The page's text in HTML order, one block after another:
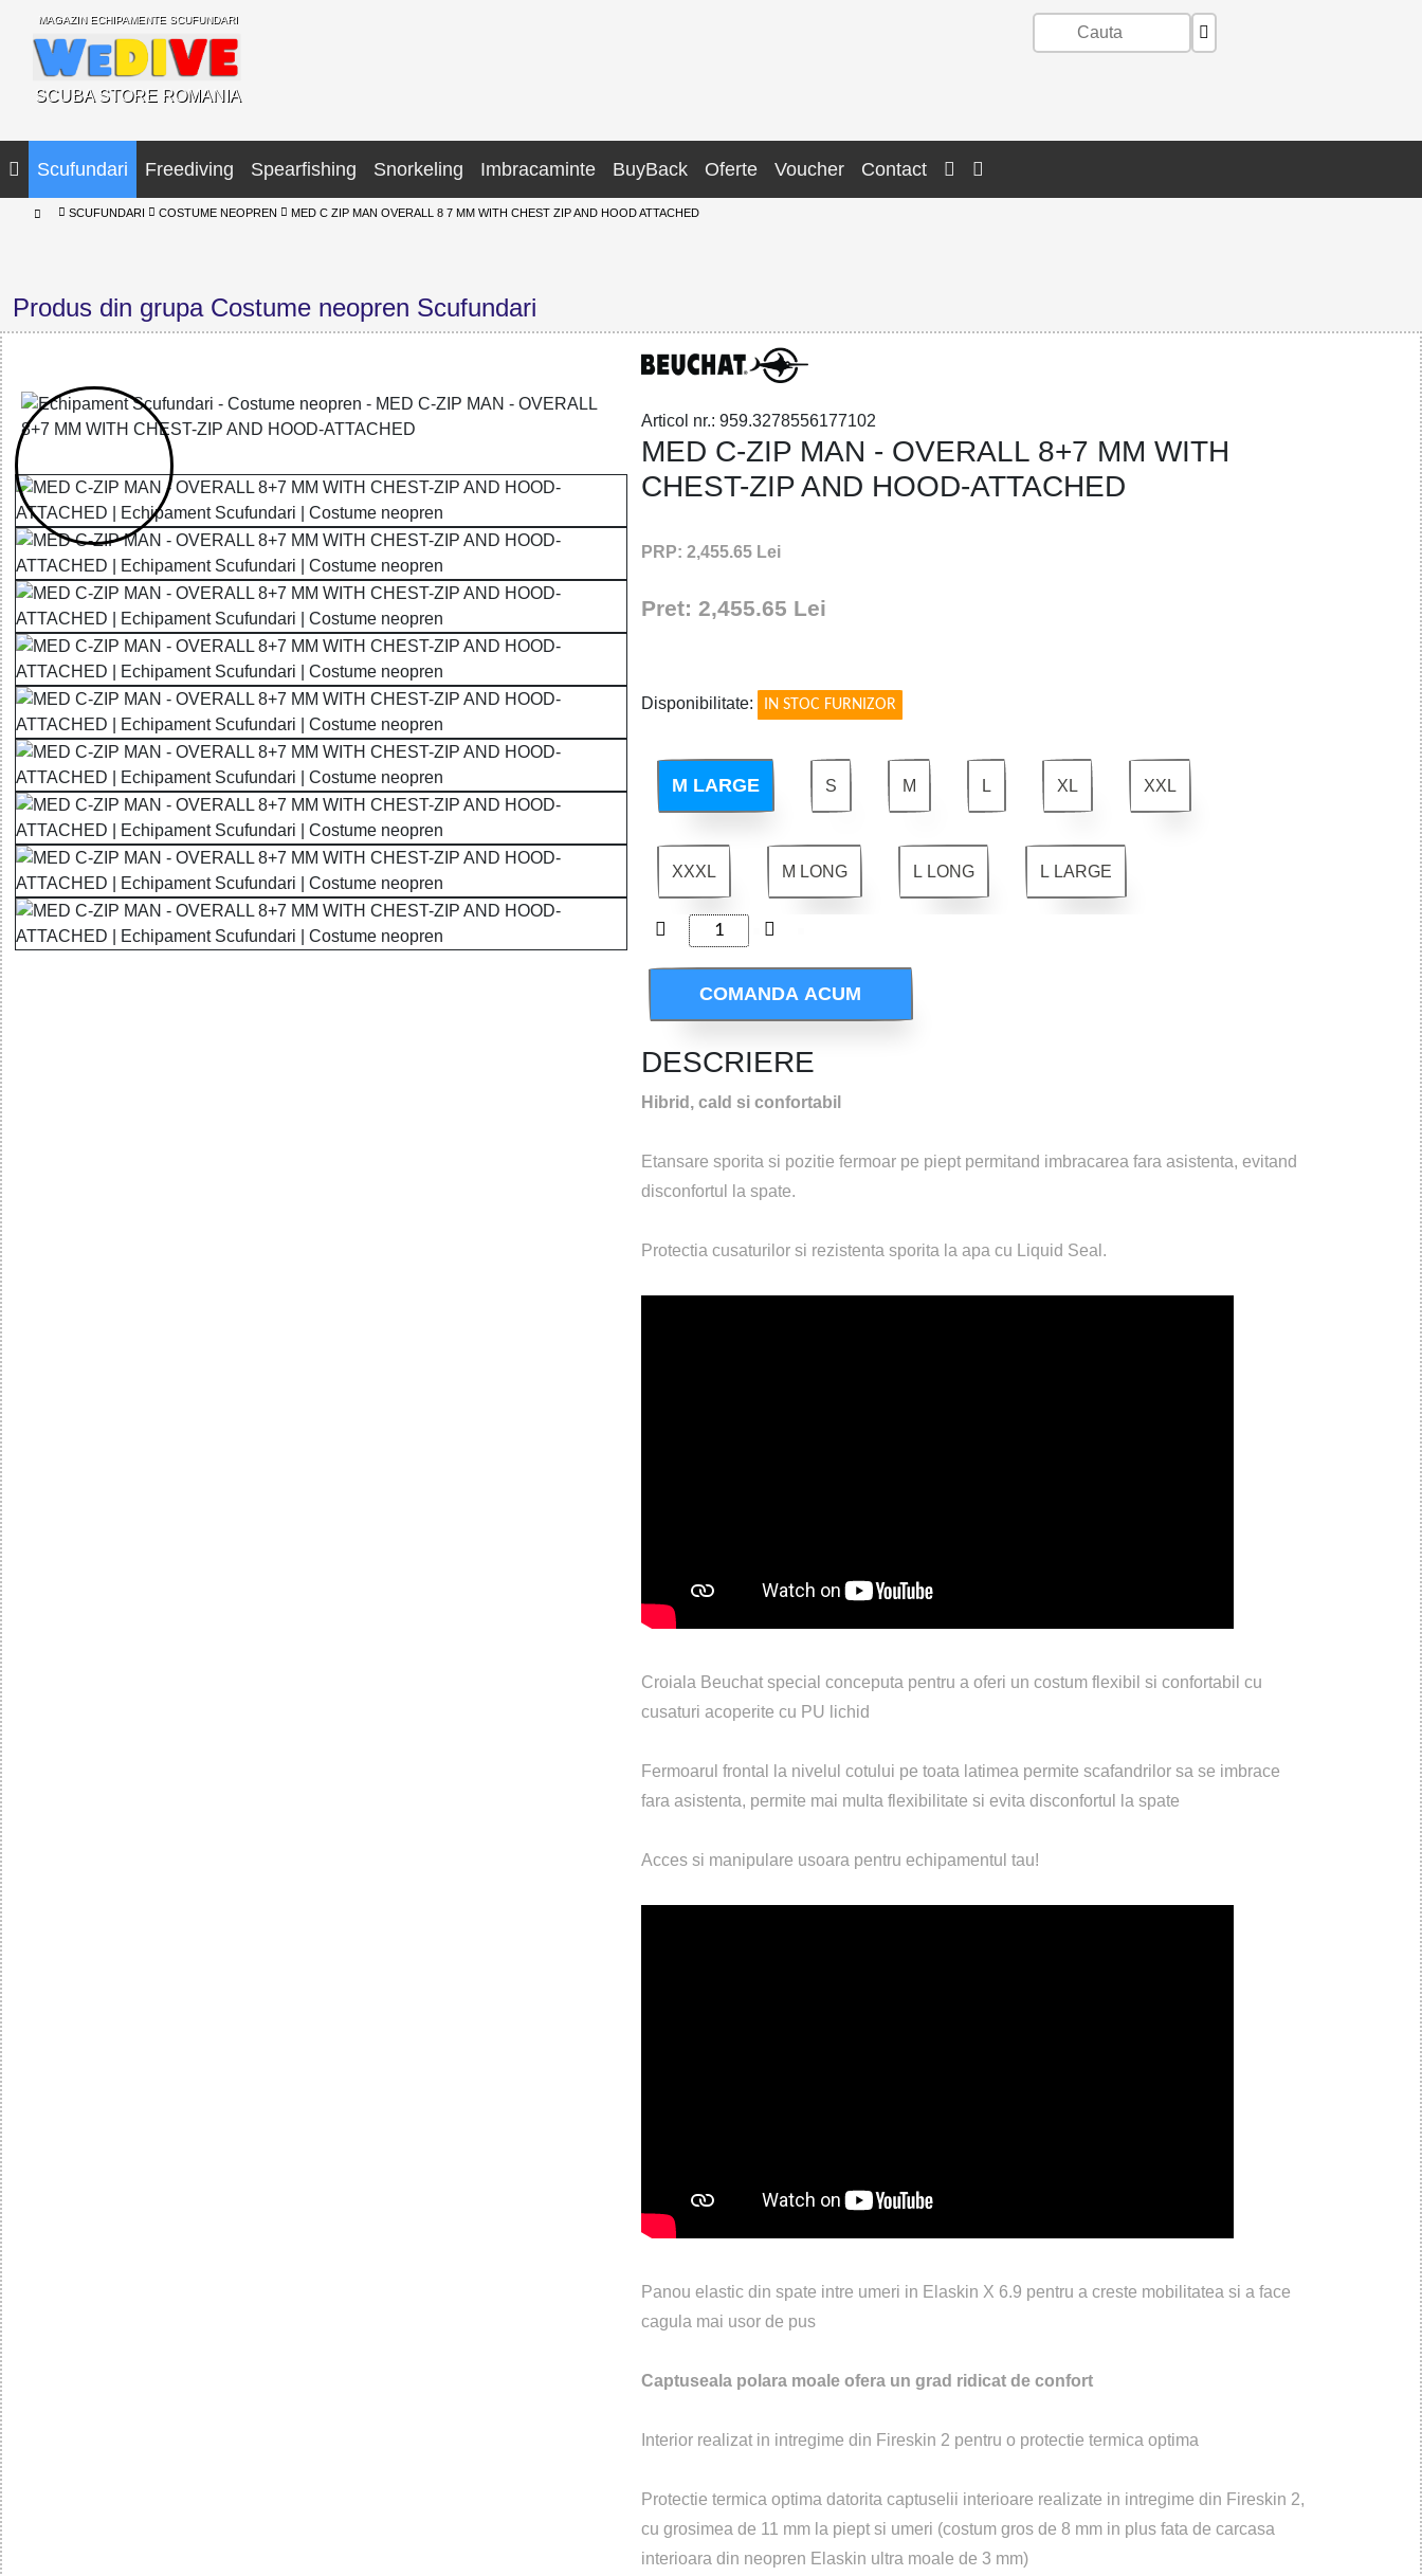
MAGAZIN ECHIPAMENTE SCUFUNDARI
SCUBA STORE ROMANIA
Scufundari Freediving Spearfishing Snorkeling Imbracaminte BuyBack Oferte Voucher Contact
SCUFUNDARI COSTUME NEOPREN MED C ZIP MAN OVERALL 8 7 MM WITH CHEST ZIP AND HOOD ATTACHED
Produs din grupa Costume neopren Scufundari
Articol nr.: 959.3278556177102
MED C-ZIP MAN - OVERALL 8+7 MM WITH
CHEST-ZIP AND HOOD-ATTACHED
PRP: 2,455.65 Lei
Pret: 2,455.65 Lei
Disponibilitate: IN STOC FURNIZOR
M LARGE S M L XL XXL
XXXL M LONG L LONG L LARGE
COMANDA ACUM
DESCRIERE
Hibrid, cald si confortabil
Etansare sporita si pozitie fermoar pe piept permitand imbracarea fara asistenta, evitand
disconfortul la spate.
Protectia cusaturilor si rezistenta sporita la apa cu Liquid Seal.
Croiala Beuchat special conceputa pentru a oferi un costum flexibil si confortabil cu
cusaturi acoperite cu PU lichid
Fermoarul frontal la nivelul cotului pe toata latimea permite scafandrilor sa se imbrace
fara asistenta, permite mai multa flexibilitate si evita disconfortul la spate
Acces si manipulare usoara pentru echipamentul tau!
Panou elastic din spate intre umeri in Elaskin X 6.9 pentru a creste mobilitatea si a face
cagula mai usor de pus
Captuseala polara moale ofera un grad ridicat de confort
Interior realizat in intregime din Fireskin 2 pentru o protectie termica optima
Protectie termica optima datorita captuselii interioare realizate in intregime din Fireskin 2,
cu grosimea de 11 mm la piept si umeri (costum gros de 8 mm in plus fata de carcasa
interioara din neopren Elaskin ultra moale de 3 mm)